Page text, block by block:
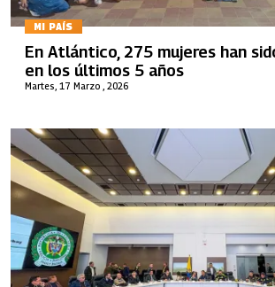
MI PAÍS
Martes, 17 Marzo , 2026
En Atlántico, 275 mujeres han
en los últimos 5 años